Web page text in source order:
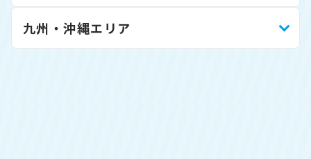
九州・沖縄エリア